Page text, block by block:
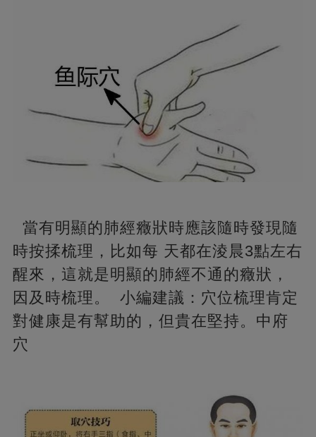
當有明顯的肺經癥狀時應該隨時發現隨
時按揉梳理，比如每 天都在淩晨3點左右
醒來，這就是明顯的肺經不通的癥狀，
因及時梳理。 小編建議：穴位梳理肯定
對健康是有幫助的，但貴在堅持。中府
穴